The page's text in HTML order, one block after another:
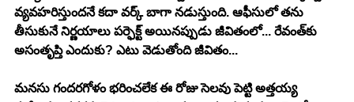
వ్యవహరిస్తుందనే కదా వర్క్ బాగా నడుస్తుంది. ఆఫీసులో తను
తీసుకునే నిర్ణయాలు పర్ఫెక్ట్ అయినప్పుడు జీవితంలో... రేవంత్‌కు
అసంతృప్తి ఎందుకు? ఎటు వెడుతోంది జీవితం...
మనసు గందరగోళం భరించలేక ఈ రోజు సెలవు పెట్టి అత్తయ్య